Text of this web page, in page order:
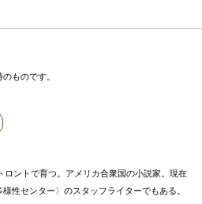
ものです。
ロントで育つ。アメリカ合衆国の小説家。現在
性センター〉のスタッフライターでもある。